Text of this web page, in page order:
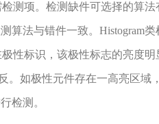
项。检测缺件可选择的算法
算法与错件一致。Histogram
性标识，该极性标志的亮度
。如极性元件存在一高亮区域
检测。